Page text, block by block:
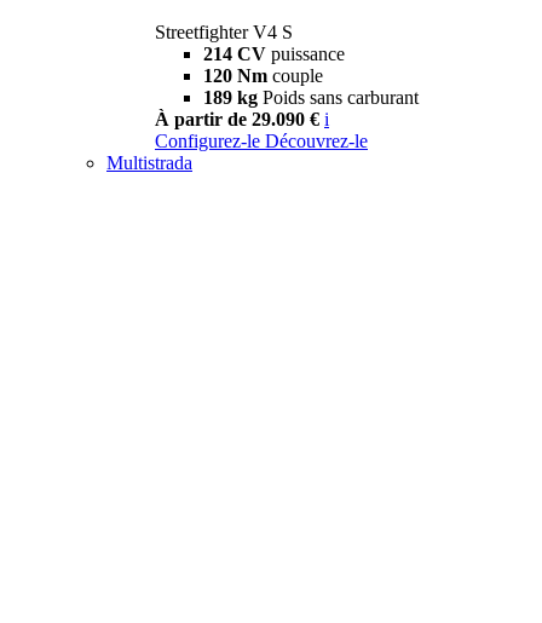
Streetfighter V4 S
214 CV puissance
120 Nm couple
189 kg Poids sans carburant
À partir de 29.090 € i
Configurez-le Découvrez-le
Multistrada